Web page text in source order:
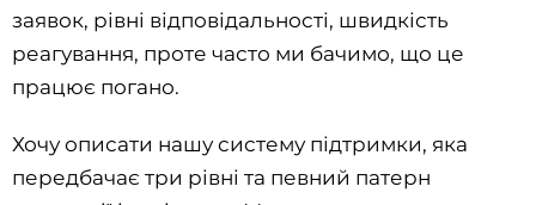
заявок, рівні відповідальності, швидкість
реагування, проте часто ми бачимо, що це
працює погано.
Хочу описати нашу систему підтримки, яка
передбачає три рівні та певний патерн